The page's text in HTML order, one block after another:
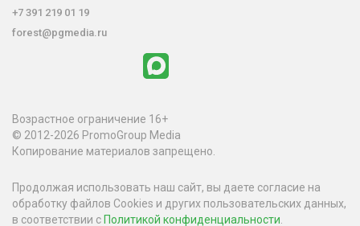
+7 391 219 01 19
forest@pgmedia.ru
Возрастное ограничение 16+
© 2012-2026 PromoGroup Media
Копирование материалов запрещено.
Продолжая использовать наш сайт, вы даете согласие на
обработку файлов Cookies и других пользовательских данных,
в соответствии с Политикой конфиденциальности.